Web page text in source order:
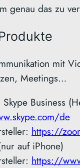
genau das zu
mit
Meetings…
Business
de
https://
auf iPhone)
https://